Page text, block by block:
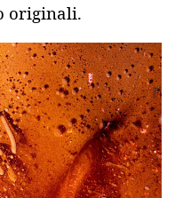
originali.